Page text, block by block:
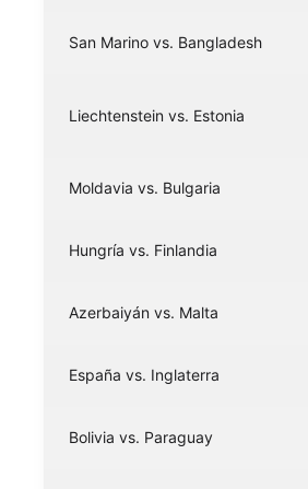
San Marino vs. Bangladesh
Liechtenstein vs. Estonia
Moldavia vs. Bulgaria
Hungría vs. Finlandia
Azerbaiyán vs. Malta
España vs. Inglaterra
Bolivia vs. Paraguay